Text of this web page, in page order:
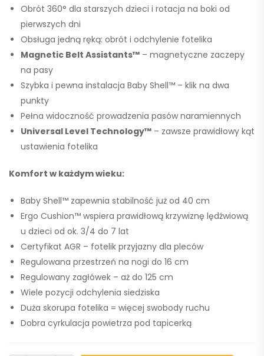
Obrót 360° dla starszych dzieci i rotacja na boki od
pierwszych dni
Obsługa jedną ręką: obrót i odchylenie fotelika
Magnetic Belt Assistants™ – magnetyczne zaczepy
na pasy
Szybka i pewna instalacja Baby Shell™ – klik na dwa
punkty
Pełna widoczność prowadzenia pasów naramiennych
Universal Level Technology™ – zawsze prawidłowy kąt
ustawienia fotelika
Komfort w każdym wieku:
Baby Shell™ zapewnia stabilność już od 40 cm
Ergo Cushion™ wspiera prawidłową krzywiznę lędźwiową
u dzieci od ok. 3/4 do 7 lat
Certyfikat AGR – fotelik przyjazny dla pleców
Regulowana przestrzeń na nogi do 16 cm
Regulowany zagłówek – aż do 125 cm
Wiele pozycji odchylenia siedziska
Duża skorupa fotelika = więcej swobody ruchu
Dobra cyrkulacja powietrza pod tapicerką